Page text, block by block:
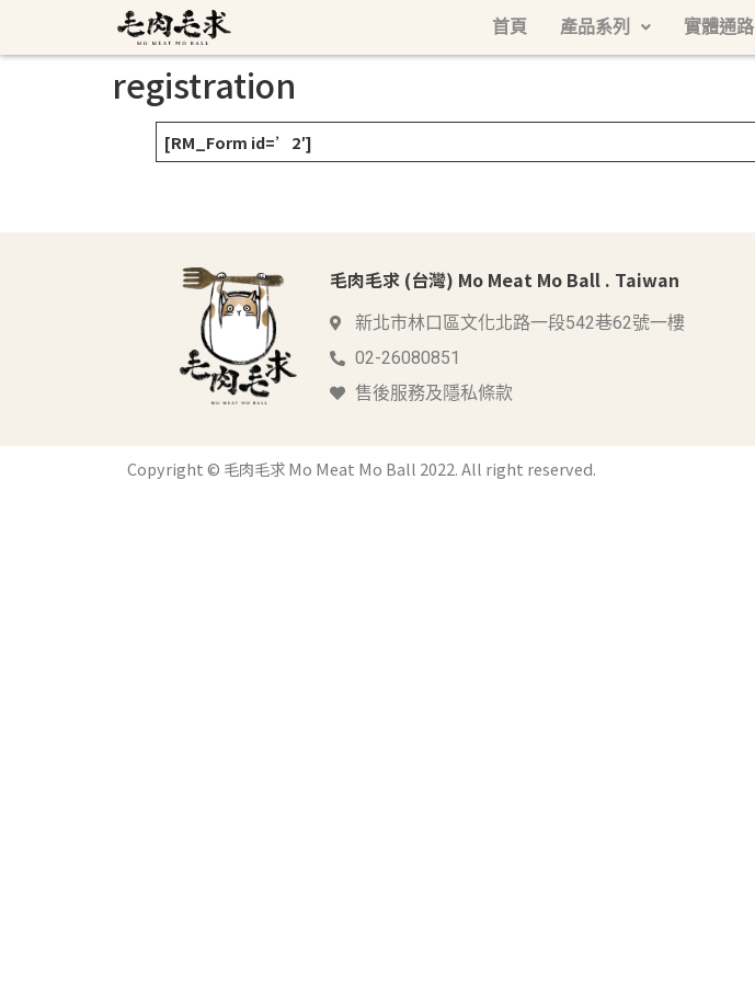
首頁 產品系列 實體通路
registration
[RM_Form id=’2′]
毛肉毛求 (台灣) Mo Meat Mo Ball . Taiwan
新北市林口區文化北路一段542巷62號一樓
02-26080851
售後服務及隱私條款
Copyright © 毛肉毛求 Mo Meat Mo Ball 2022. All right reserved.